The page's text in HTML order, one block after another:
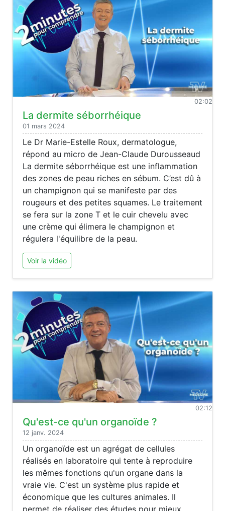
02:02
La dermite séborrhéique
01 mars 2024
Le Dr Marie-Estelle Roux, dermatologue,
répond au micro de Jean-Claude Durousseaud
La dermite séborrhéique est une inflammation
des zones de peau riches en sébum. C’est dû à
un champignon qui se manifeste par des
rougeurs et des petites squames. Le traitement
se fera sur la zone T et le cuir chevelu avec
une crème qui élimera le champignon et
régulera l'équilibre de la peau.
Voir la vidéo
02:12
Qu'est-ce qu'un organoïde ?
12 janv. 2024
Un organoïde est un agrégat de cellules
réalisés en laboratoire qui tente à reproduire
les mêmes fonctions qu'un organe dans la
vraie vie. C'est un système plus rapide et
économique que les cultures animales. Il
permet de réaliser des études pour mieux